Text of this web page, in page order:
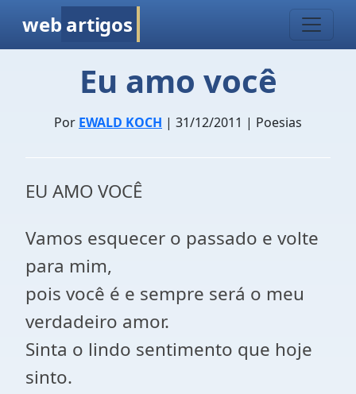
web artigos
Eu amo você
Por EWALD KOCH | 31/12/2011 | Poesias
EU AMO VOCÊ
Vamos esquecer o passado e volte
para mim,
pois você é e sempre será o meu
verdadeiro amor.
Sinta o lindo sentimento que hoje
sinto.